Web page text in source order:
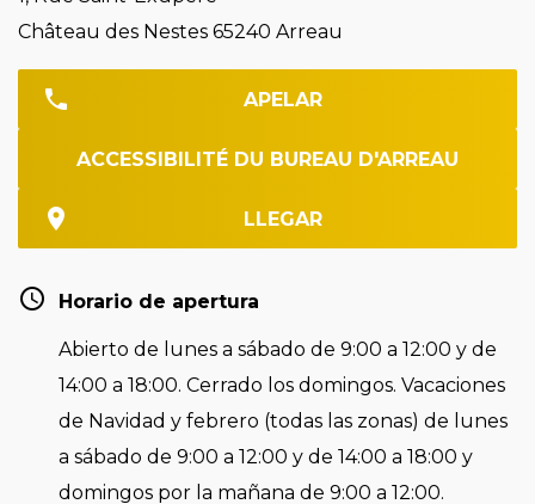
Château des Nestes 65240 Arreau
APELAR
ACCESSIBILITÉ DU BUREAU D'ARREAU
LLEGAR
Horario de apertura
Abierto de lunes a sábado de 9:00 a 12:00 y de
14:00 a 18:00. Cerrado los domingos. Vacaciones
de Navidad y febrero (todas las zonas) de lunes
a sábado de 9:00 a 12:00 y de 14:00 a 18:00 y
domingos por la mañana de 9:00 a 12:00.